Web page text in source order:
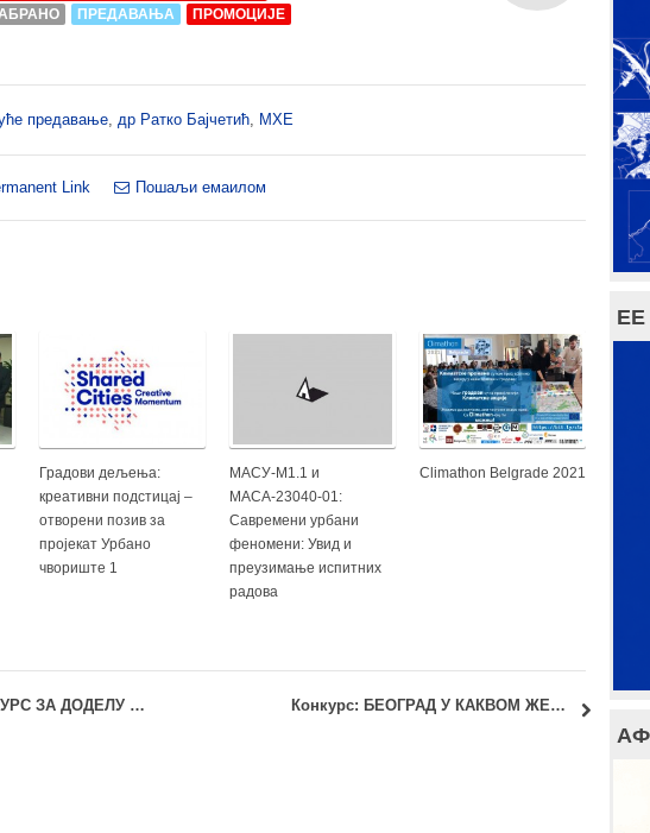
ПРЕДАВАЊА ПРОМОЦИЈЕ
предавање, др Ратко Бајчетић, МХЕ
Link Пошаљи емаилом
Градови дељења:
креативни подстицај –
отворени позив за
пројекат Урбано
чвориште 1
МАСУ-М1.1 и
МАСА-23040-01:
Савремени урбани
феномени: Увид и
преузимање испитних
радова
Climathon Belgrade 2021
РАСПИСАН КОНКУРС ЗА ДОДЕЛУ СТИПЕНДИЈА ФОНДАЦИЈЕ КОСТЕ МИГРИЋА ЗА ШКОЛСКУ 2019/2020 ГОДИНУ Конкурс: БЕОГРАД У КАКВОМ ЖЕЛИМ ДА ЖИВИМ – УЛИЦЕ БУДУЋНОСТИ –
ЕЕ